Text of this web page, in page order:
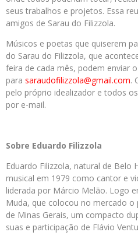
seus trabalhos e projetos. Essa
amigos de Sarau do Filizzola.
Músicos e poetas que quiserem
do Sarau do Filizzola, que
feira de cada mês, podem enviar
para saraudofilizzola@gmail.com.
pelo próprio idealizador e todos
por e-mail.
Sobre Eduardo Filizzola
Eduardo Filizzola, natural de Belo
musical em 1979 como cantor e
liderada por Márcio Melão. Logo
Muda, que colocou no mercado
de Minas Gerais, um compacto
suas e participação de Flávio